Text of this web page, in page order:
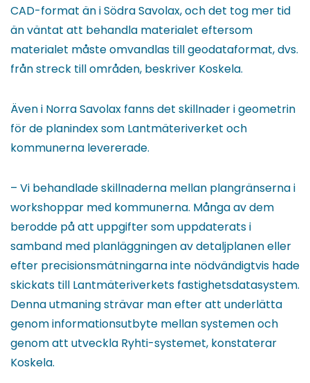
CAD-format än i Södra Savolax, och det tog mer tid
än väntat att behandla materialet eftersom
materialet måste omvandlas till geodataformat, dvs.
från streck till områden, beskriver Koskela.
Även i Norra Savolax fanns det skillnader i geometrin
för de planindex som Lantmäteriverket och
kommunerna levererade.
– Vi behandlade skillnaderna mellan plangränserna i
workshoppar med kommunerna. Många av dem
berodde på att uppgifter som uppdaterats i
samband med planläggningen av detaljplanen eller
efter precisionsmätningarna inte nödvändigtvis hade
skickats till Lantmäteriverkets fastighetsdatasystem.
Denna utmaning strävar man efter att underlätta
genom informationsutbyte mellan systemen och
genom att utveckla Ryhti-systemet, konstaterar
Koskela.